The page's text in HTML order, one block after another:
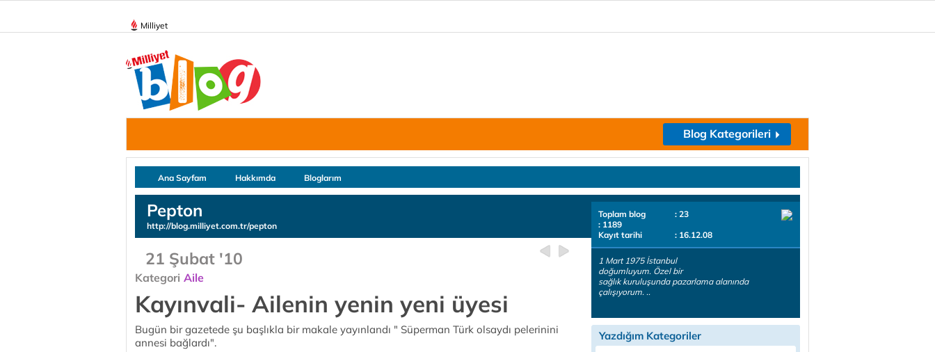
Milliyet
Blog Kategorileri
Ana Sayfam Hakkımda Bloglarım
Pepton
http://blog.milliyet.com.tr/pepton
21 Şubat '10
Kategori Aile
Kayınvali- Ailenin yenin yeni üyesi
Bugün bir gazetede şu başlıkla bir makale yayınlandı " Süperman Türk olsaydı pelerinini
annesi bağlardı".
Toplam blog
: 23
: 1189
Kayıt tarihi
: 16.12.08
1 Mart 1975 İstanbul
doğumluyum. Özel bir
sağlık kuruluşunda pazarlama alanında
çalışıyorum. ..
Yazdığım Kategoriler